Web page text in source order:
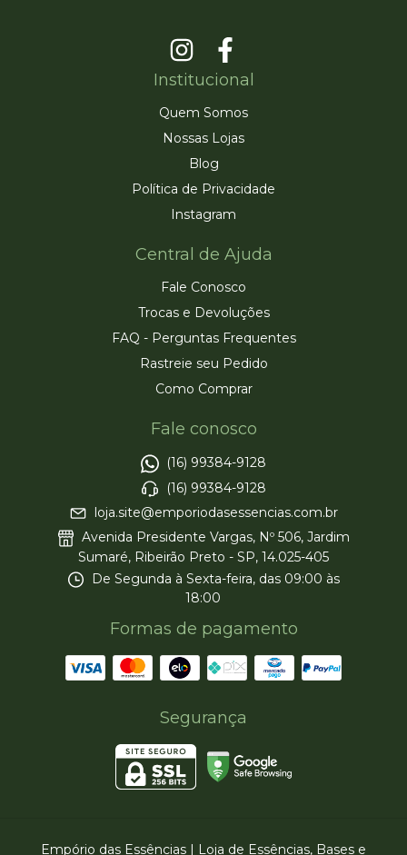
Institucional
Quem Somos
Nossas Lojas
Blog
Política de Privacidade
Instagram
Central de Ajuda
Fale Conosco
Trocas e Devoluções
FAQ - Perguntas Frequentes
Rastreie seu Pedido
Como Comprar
Fale conosco
(16) 99384-9128
(16) 99384-9128
loja.site@emporiodasessencias.com.br
Avenida Presidente Vargas, Nº 506, Jardim
Sumaré, Ribeirão Preto - SP, 14.025-405
De Segunda à Sexta-feira, das 09:00 às
18:00
Formas de pagamento
Segurança
Empório das Essências | Loja de Essências, Bases e